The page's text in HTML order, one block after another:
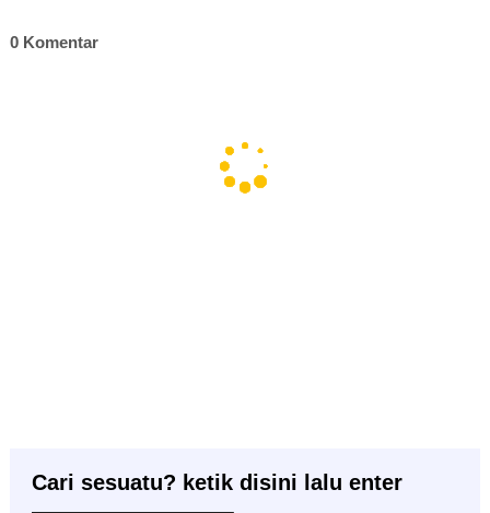
0 Komentar
Cari sesuatu? ketik disini lalu enter